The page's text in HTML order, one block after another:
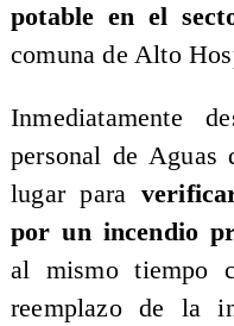
potable en el
comuna de Alto
Inmediatamente
personal de
lugar para
por un incendio
al mismo tiempo
reemplazo de la